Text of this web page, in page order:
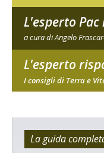
L'esperto
a cura di Angelo
L'esperto
I consigli di Terra e
La guida